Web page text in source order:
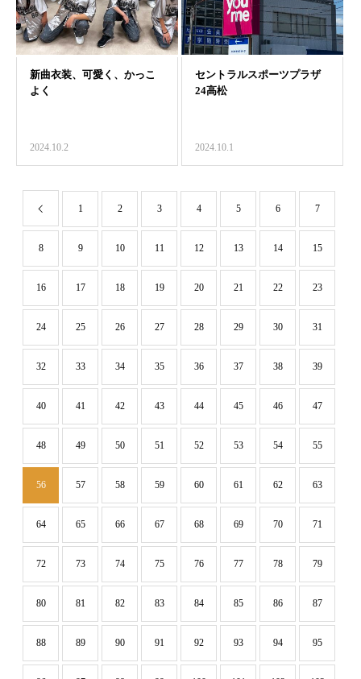
2024.10.2 2024.10.1
1 2 3 4 5 6 7
8 9 10 11 12 13 14 15
16 17 18 19 20 21 22 23
24 25 26 27 28 29 30 31
32 33 34 35 36 37 38 39
40 41 42 43 44 45 46 47
48 49 50 51 52 53 54 55
56 57 58 59 60 61 62 63
64 65 66 67 68 69 70 71
72 73 74 75 76 77 78 79
80 81 82 83 84 85 86 87
88 89 90 91 92 93 94 95